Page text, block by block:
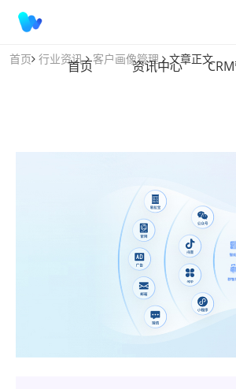
首页 资讯中心
首页 行业资讯 客户画像管理 文章正文